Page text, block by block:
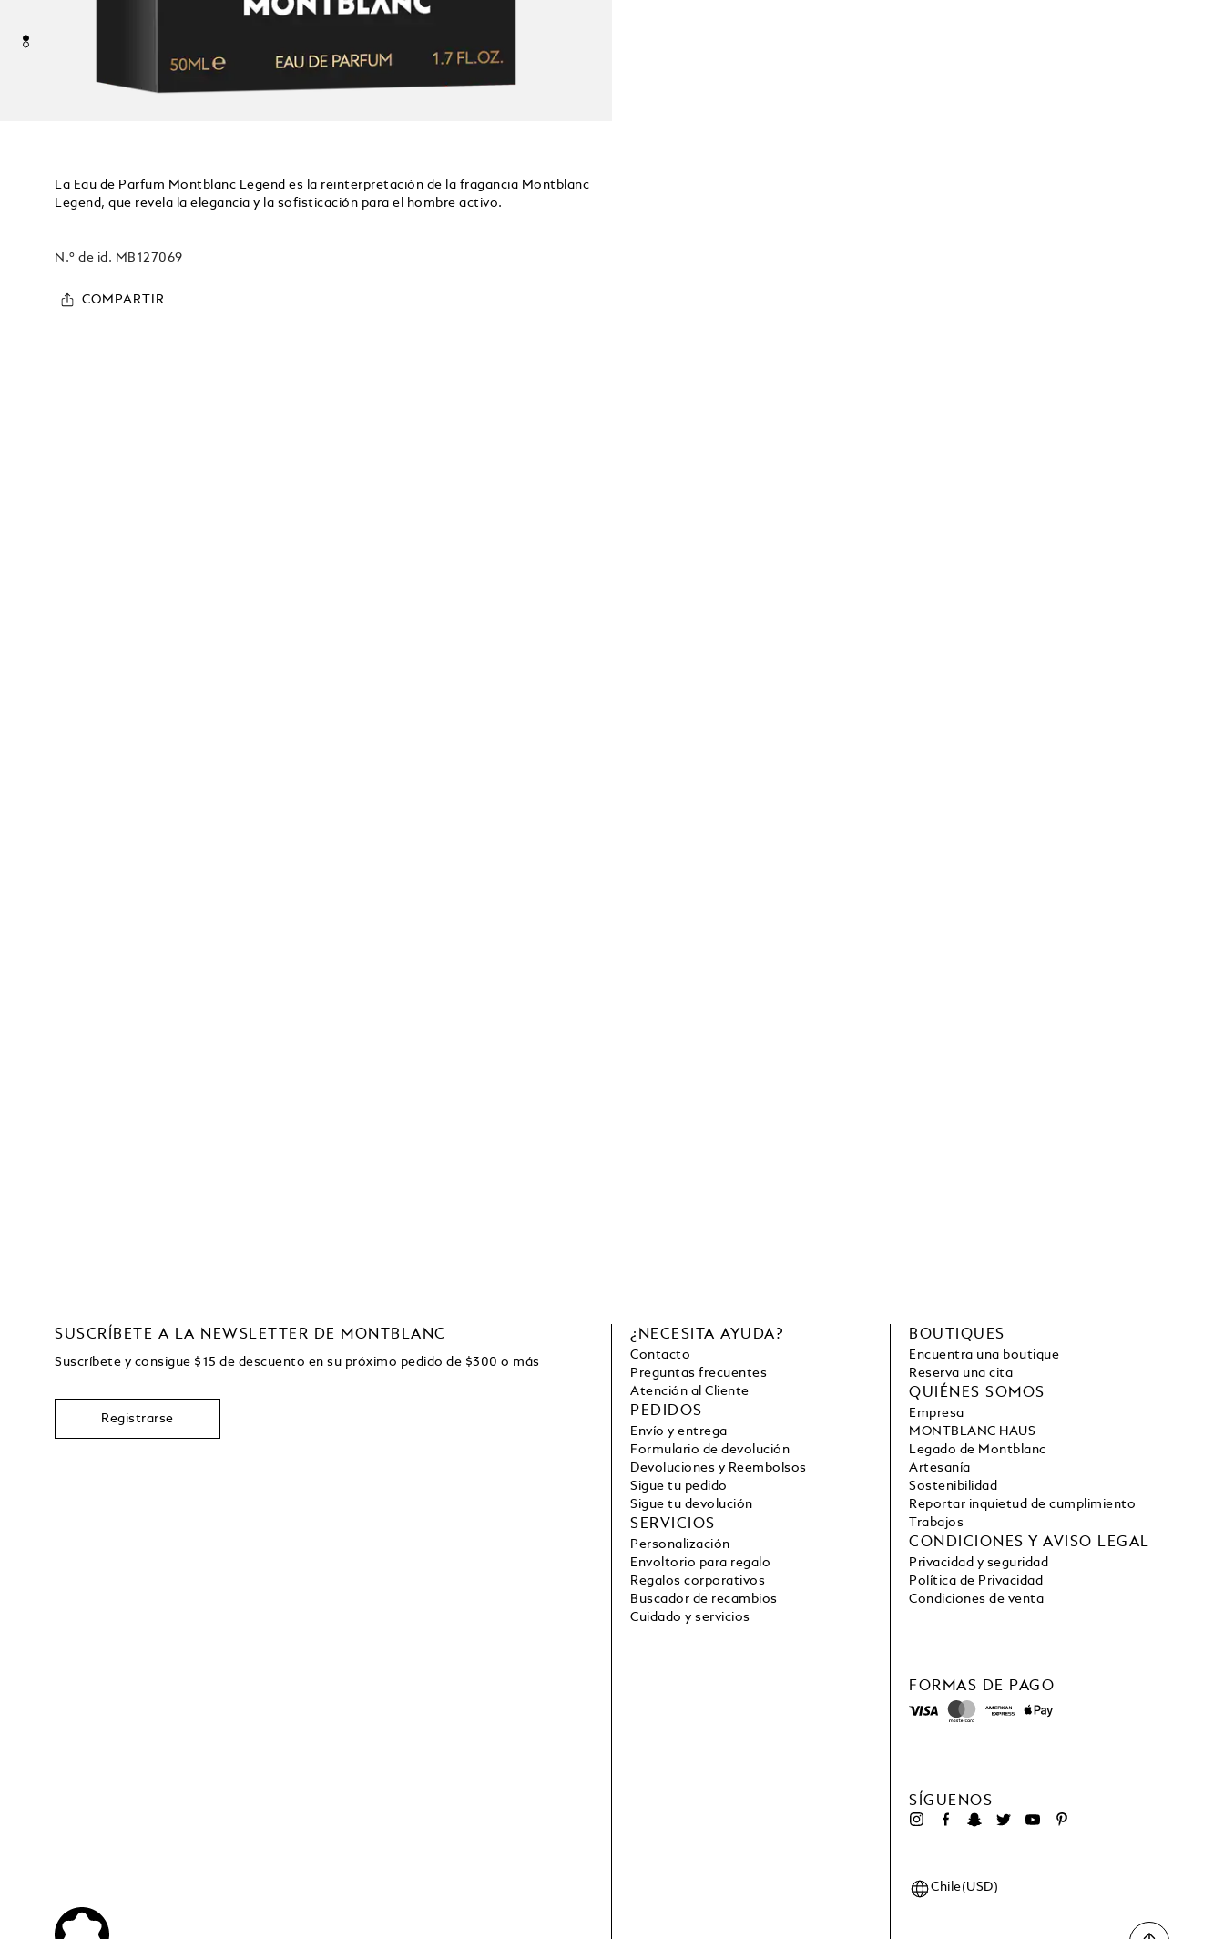
La Eau de Parfum Montblanc Legend es la reinterpretación de la fragancia Montblanc
Legend, que revela la elegancia y la sofisticación para el hombre activo.
N.º de id. MB127069
COMPARTIR
SUSCRÍBETE A LA NEWSLETTER DE MONTBLANC
Suscríbete y consigue $15 de descuento en su próximo pedido de $300 o más
Registrarse
FORMAS DE PAGO
SÍGUENOS
¿NECESITA AYUDA?
Contacto
Preguntas frecuentes
Atención al Cliente
PEDIDOS
Envío y entrega
Formulario de devolución
Devoluciones y Reembolsos
Sigue tu pedido
Sigue tu devolución
SERVICIOS
Personalización
Envoltorio para regalo
Regalos corporativos
Buscador de recambios
Cuidado y servicios
BOUTIQUES
Encuentra una boutique
Reserva una cita
QUIÉNES SOMOS
Empresa
MONTBLANC HAUS
Legado de Montblanc
Artesanía
Sostenibilidad
Reportar inquietud de cumplimiento
Trabajos
CONDICIONES Y AVISO LEGAL
Privacidad y seguridad
Política de Privacidad
Condiciones de venta
Chile(USD)